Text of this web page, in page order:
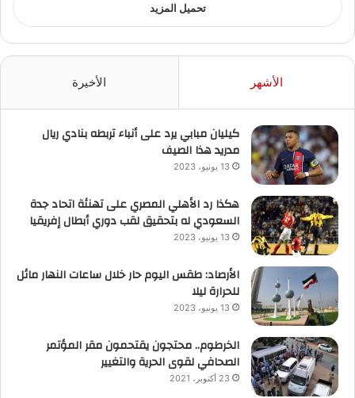
تحميل المزيد
الأشهر الأخيرة
كيليان مبابي يرد على أنباء تربطه بنادي ريال
مدريد هذا الصيف
13 يونيو، 2023
هكذا رد الأهلي المصري على تهنئة اتحاد جدة
السعودي له بتحقيق لقب دوري أبطال إفريقيا
13 يونيو، 2023
الأرصاد: طقس اليوم حار خلال ساعات النهار مائل
للحرارة ليلا
13 يونيو، 2023
الخرطوم.. محتجون يقتحمون مقر المؤتمر
الصحافي لقوى الحرية والتغيير
23 أكتوبر، 2021